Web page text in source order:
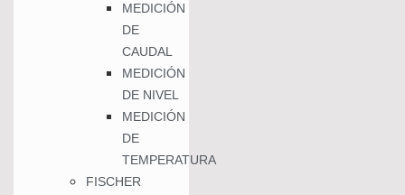
MEDICIÓN
DE
CAUDAL
MEDICIÓN
DE NIVEL
MEDICIÓN
DE
TEMPERATURA
FISCHER